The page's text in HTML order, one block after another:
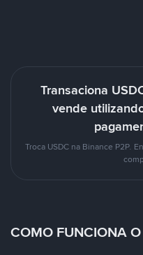
Transaciona
vende
Troca USDC na Binance P2P.
COMO FUNCIONA